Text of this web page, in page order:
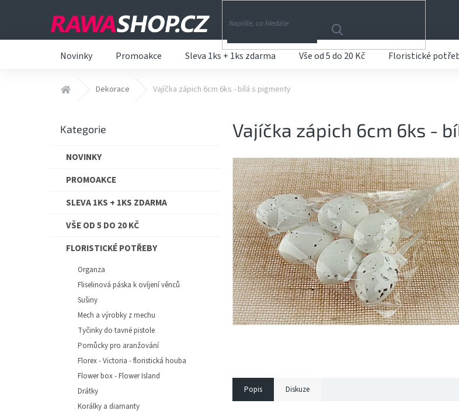
Novinky Promoakce Sleva 1ks + 1ks zdarma Vše od 5 do 20 Kč Floristické
Domů Dekorace Vajíčka zápich 6cm 6ks - bílá s pigmenty
Přeskočit
Kategorie
NOVINKY
PROMOAKCE
SLEVA 1KS + 1KS ZDARMA
VŠE OD 5 DO 20 KČ
FLORISTICKÉ POTŘEBY
Organza
Fliselinová páska k ovíjení věnců
Sušiny
Mech a výrobky z mechu
Tyčinky do tavné pistole
Pomůcky pro aranžování
Florex - Victoria - floristická houba
Flower box - Flower Island
Drátky
Korálky a diamanty
Vajíčka zápich 6cm 6ks -
Popis Diskuze